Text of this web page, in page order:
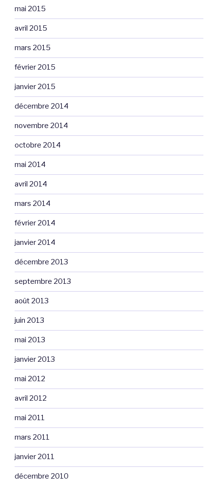
mai 2015
avril 2015
mars 2015
février 2015
janvier 2015
décembre 2014
novembre 2014
octobre 2014
mai 2014
avril 2014
mars 2014
février 2014
janvier 2014
décembre 2013
septembre 2013
août 2013
juin 2013
mai 2013
janvier 2013
mai 2012
avril 2012
mai 2011
mars 2011
janvier 2011
décembre 2010